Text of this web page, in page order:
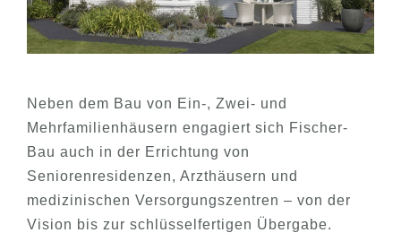
Neben dem Bau von Ein-, Zwei- und
Mehrfamilienhäusern engagiert sich Fischer-
Bau auch in der Errichtung von
Seniorenresidenzen, Arzthäusern und
medizinischen Versorgungszentren – von der
Vision bis zur schlüsselfertigen Übergabe.